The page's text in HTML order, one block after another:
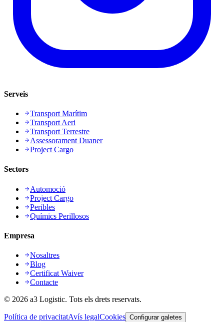
Serveis
Transport Marítim
Transport Aeri
Transport Terrestre
Assessorament Duaner
Project Cargo
Sectors
Automoció
Project Cargo
Peribles
Químics Perillosos
Empresa
Nosaltres
Blog
Certificat Waiver
Contacte
© 2026 a3 Logistic. Tots els drets reservats.
Política de privacitatAvís legalCookies Configurar galetes